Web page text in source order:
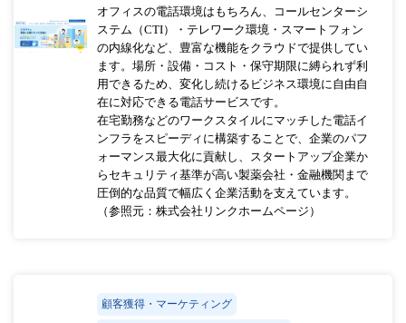
オフィスの電話環境はもちろん、コールセンターシ
ステム（CTI）・テレワーク環境・スマートフォン
の内線化など、豊富な機能をクラウドで提供してい
ます。場所・設備・コスト・保守期限に縛られず利
用できるため、変化し続けるビジネス環境に自由自
在に対応できる電話サービスです。
在宅勤務などのワークスタイルにマッチした電話イ
ンフラをスピーディに構築することで、企業のパフ
ォーマンス最大化に貢献し、スタートアップ企業か
らセキュリティ基準が高い製薬会社・金融機関まで
圧倒的な品質で幅広く企業活動を支えています。
（参照元：株式会社リンクホームページ）
顧客獲得・マーケティング